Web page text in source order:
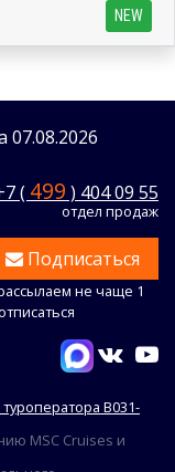
NEW
07.08.2026
( 499 ) 404 09 55
отдел продаж
Подписаться
не чаще 1
В031-
MSC Cruises и